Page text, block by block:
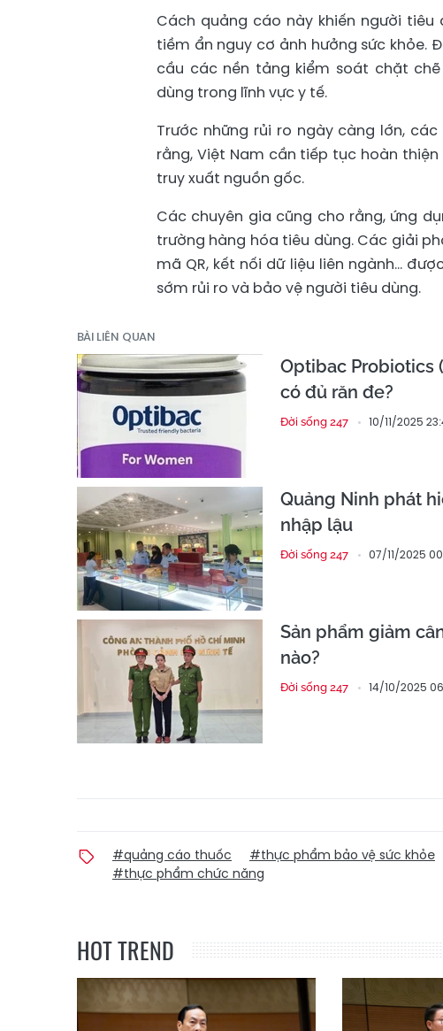
Cách quảng cáo này khiến người
tiềm ẩn nguy cơ ảnh hưởng sức khỏe.
cầu các nền tảng kiểm soát chặt
dùng trong lĩnh vực y tế.
Trước những rủi ro ngày càng lớn,
rằng, Việt Nam cần tiếp tục hoàn
truy xuất nguồn gốc.
Các chuyên gia cũng cho rằng, ứng
trường hàng hóa tiêu dùng. Các giải
mã QR, kết nối dữ liệu liên ngành…
sớm rủi ro và bảo vệ người tiêu dùng.
BÀI LIÊN QUAN
Optibac Probiotics
có đủ răn đe?
Đời sống 247 10/11/2025
Quảng Ninh phát
nhập lậu
Đời sống 247 07/11/2025
Sản phẩm giảm
nào?
Đời sống 247 14/10/2025
#quảng cáo thuốc #thực phẩm bảo vệ sức khỏe
#thực phẩm chức năng
HOT TREND